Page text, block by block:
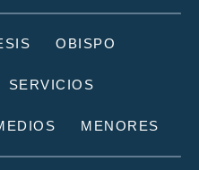
OBISPO
SERVICIOS
MENORES